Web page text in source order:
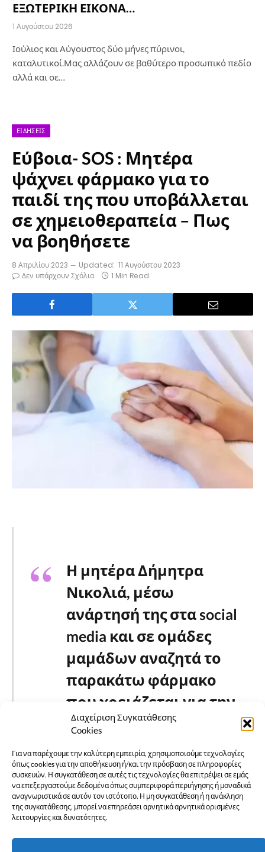
Διαχείριση Συγκατάθεσης
Cookies
Για να παρέχουμε την καλύτερη εμπειρία, χρησιμοποιούμε τεχνολογίες
όπως cookies για την αποθήκευση ή/και την πρόσβαση σε πληροφορίες
συσκευών. Η συγκατάθεση σε αυτές τις τεχνολογίες θα επιτρέψει σε εμάς
να επεξεργαστούμε δεδομένα όπως συμπεριφορά περιήγησης ή μοναδικά
αναγνωριστικά σε αυτόν τον ιστότοπο. Η μη συγκατάθεση ή η ανάκληση
της συγκατάθεσης, μπορεί να επηρεάσει αρνητικά αρνητικά ορισμένες
λειτουργίες και δυνατότητες.
ΕΞΩΤΕΡΙΚΗ ΕΙΚΟΝΑ…
1 Αυγούστου 2026
Ιούλιος και Αύγουστος δύο μήνες πύρινοι,
καταλυτικοί.Μας αλλάζουν σε βαθύτερο προσωπικό πεδίο
αλλά και σε…
ΕΙΔΉΣΕΙΣ
Εύβοια- SOS : Μητέρα
ψάχνει φάρμακο για το
παιδί της που υποβάλλεται
σε χημειοθεραπεία – Πως
να βοηθήσετε
8 Απριλίου 2023 Updated: 11 Αυγούστου 2023
Δεν υπάρχουν Σχόλια
1 Min Read
Η μητέρα Δήμητρα
Νικολιά, μέσω
ανάρτησή της στα social
media και σε ομάδες
μαμάδων αναζητά το
παρακάτω φάρμακο
που χρειάζεται για την
χημειοθεραπεία του
παιδιού της.
Όποιος θέλει και
μπορεί να βοηθήσει,
να επικοινωνήσει μαζί
της στο τηλ